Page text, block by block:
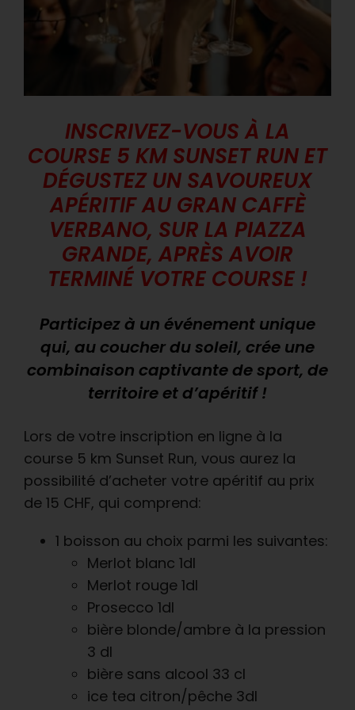
INSCRIVEZ-VOUS À LA
COURSE 5 KM SUNSET RUN ET
DÉGUSTEZ UN SAVOUREUX
APÉRITIF AU GRAN CAFFÈ
VERBANO, SUR LA PIAZZA
GRANDE, APRÈS AVOIR
TERMINÉ VOTRE COURSE !
Participez à un événement unique
qui, au coucher du soleil, crée une
combinaison captivante de sport, de
territoire et d’apéritif !
Lors de votre inscription en ligne à la
course 5 km Sunset Run, vous aurez la
possibilité d’acheter votre apéritif au prix
de 15 CHF, qui comprend:
1 boisson au choix parmi les suivantes:
Merlot blanc 1dl
Merlot rouge 1dl
Prosecco 1dl
bière blonde/ambre à la pression
3 dl
bière sans alcool 33 cl
ice tea citron/pêche 3dl